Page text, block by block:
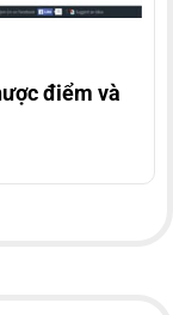
điểm và